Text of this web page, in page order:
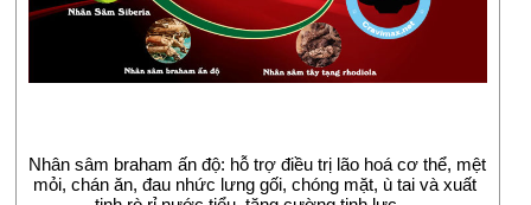
Nhân sâm braham ấn độ: hỗ trợ điều trị lão hoá cơ thể, mệt
mỏi, chán ăn, đau nhức lưng gối, chóng mặt, ù tai và xuất